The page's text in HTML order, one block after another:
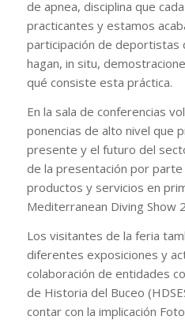
de apnea, disciplina que
practicantes y estamos
participación de deportistas
hagan, in situ,
qué consiste esta práctica.
En la sala de conferencias
ponencias de alto nivel que
presente y el futuro del
de la presentación por
productos y servicios en
Mediterranean Diving Show
Los visitantes de la feria
diferentes exposiciones y
colaboración de entidades
de Historia del Buceo
contar con la implicación